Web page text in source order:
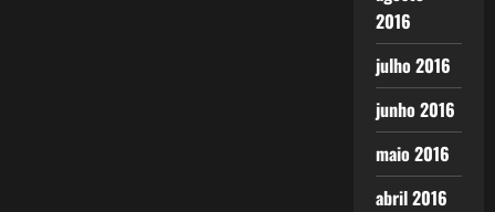
2016
julho 2016
junho 2016
maio 2016
abril 2016